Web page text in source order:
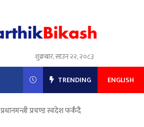
शुक्रबार, साउन २२, २०८३
TRENDING ENGLISH
प्रधानमन्त्री प्रचण्ड स्वदेश फर्कँदै